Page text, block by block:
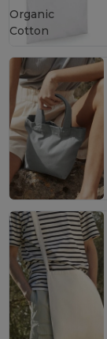
Organic
Cotton